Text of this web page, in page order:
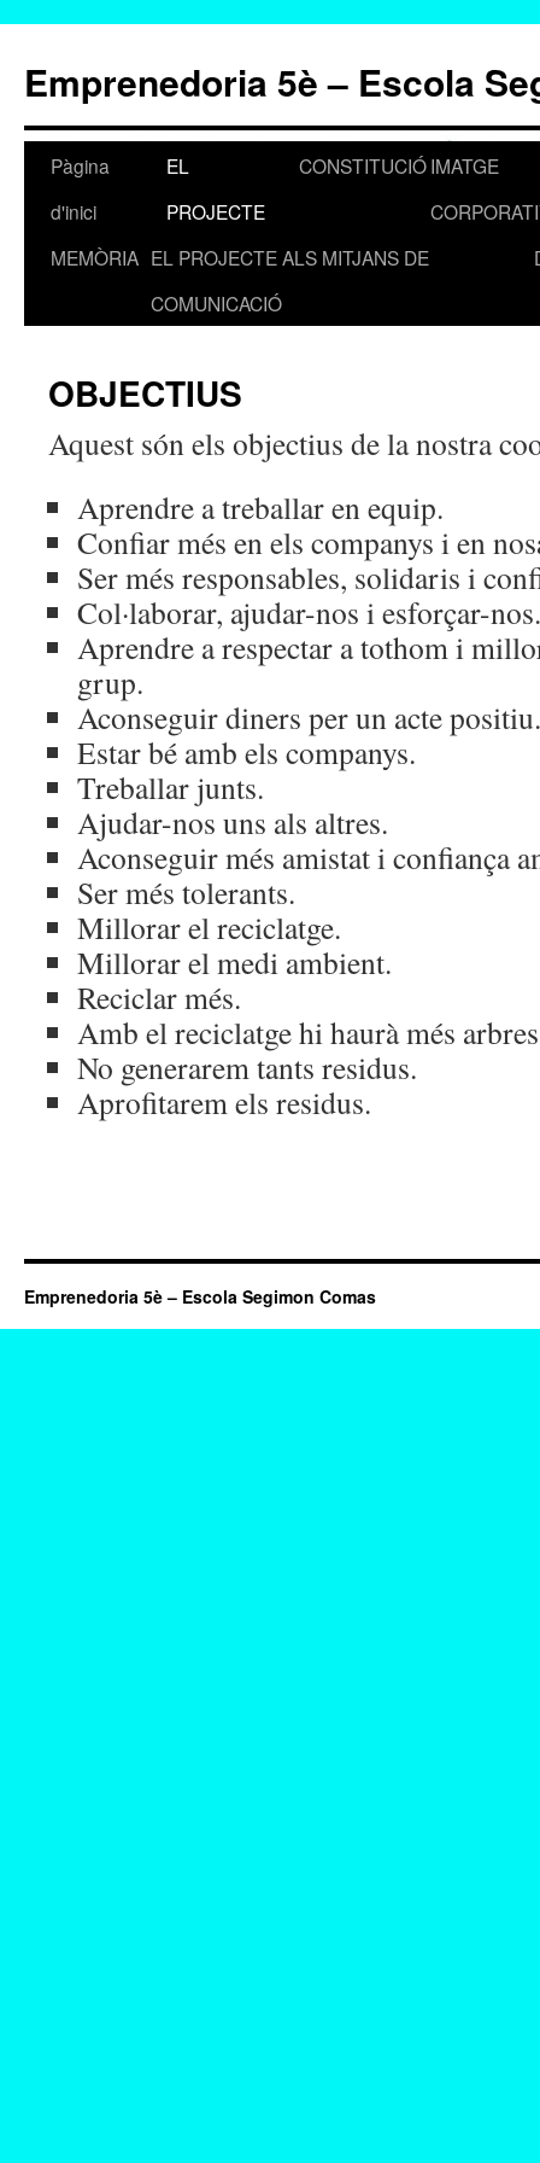
Emprenedoria 5è – Escola
Vés
contingut
Pàgina
d'inici
EL
PROJECTE
CONSTITUCIÓIMATGE
MEMÒRIA EL PROJECTE ALS MITJANS DE
COMUNICACIÓ
OBJECTIUS
Aquest són els objectius de la nostra
Aprendre a treballar en equip.
Confiar més en els companys i en
Ser més responsables, solidaris i
Col·laborar, ajudar-nos i esforçar-nos.
Aprendre a respectar a tothom i
grup.
Aconseguir diners per un acte positiu.
Estar bé amb els companys.
Treballar junts.
Ajudar-nos uns als altres.
Aconseguir més amistat i confiança
Ser més tolerants.
Millorar el reciclatge.
Millorar el medi ambient.
Reciclar més.
Amb el reciclatge hi haurà més
No generarem tants residus.
Aprofitarem els residus.
Emprenedoria 5è – Escola Segimon Comas